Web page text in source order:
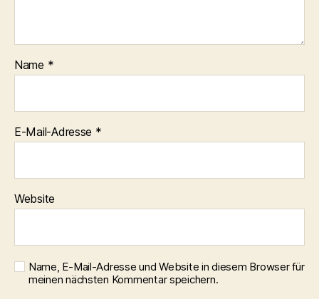
Name *
E-Mail-Adresse *
Website
Name, E-Mail-Adresse und Website in diesem Browser für
meinen nächsten Kommentar speichern.